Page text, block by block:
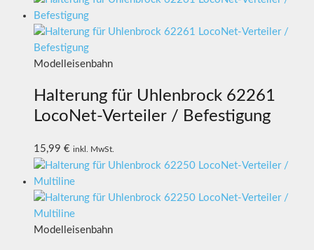
Modelleisenbahn
Halterung für Uhlenbrock 62261
LocoNet-Verteiler / Befestigung
15,99 € inkl. MwSt.
Modelleisenbahn